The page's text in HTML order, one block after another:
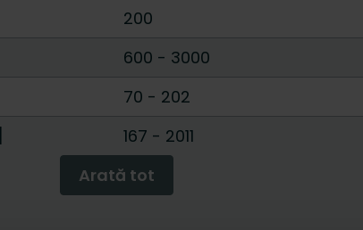
200
600 - 3000
70 - 202
167 - 2011
Arată tot